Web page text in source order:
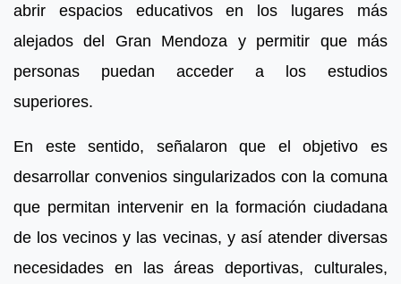
abrir espacios educativos en los lugares más
alejados del Gran Mendoza y permitir que más
personas puedan acceder a los estudios
superiores.
En este sentido, señalaron que el objetivo es
desarrollar convenios singularizados con la comuna
que permitan intervenir en la formación ciudadana
de los vecinos y las vecinas, y así atender diversas
necesidades en las áreas deportivas, culturales,